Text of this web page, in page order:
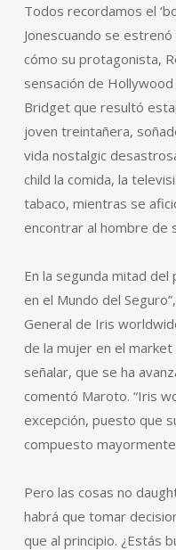
Todos recordamos el
Jonescuando se
cómo su protagonista,
sensación de
Bridget que resultó
joven treintañera,
vida nostalgic
child la comida, la
tabaco, mientras se
encontrar al hombre de
En la segunda mitad del
en el Mundo del
General de Iris
de la mujer en el
señalar, que se ha
comentó Maroto. “Iris
excepción, puesto que
compuesto
Pero las cosas no
habrá que tomar
que al principio. ¿Estás